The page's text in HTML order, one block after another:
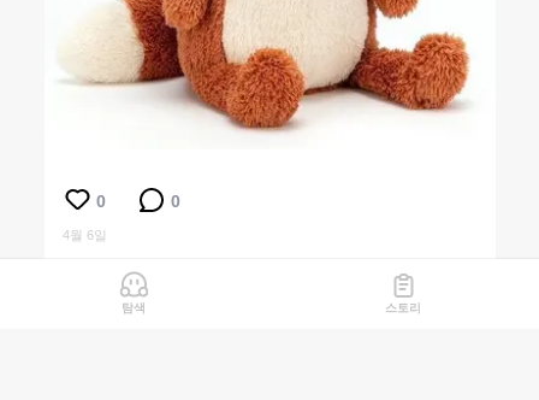
탐색 스토리
0 0
4월 6일